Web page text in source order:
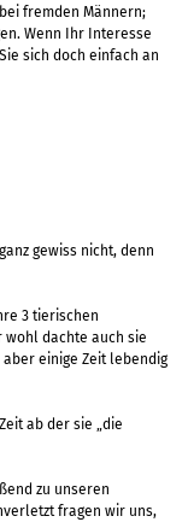
fremden Männern;
Wenn Ihr Interesse
sich doch einfach an
gewiss nicht, denn
3 tierischen
dachte auch sie
einige Zeit lebendig
ab der sie „die
zu unseren
fragen wir uns,